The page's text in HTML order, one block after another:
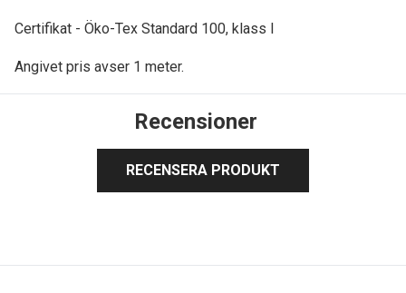
Certifikat - Öko-Tex Standard 100, klass I
Angivet pris avser 1 meter.
Recensioner
RECENSERA PRODUKT